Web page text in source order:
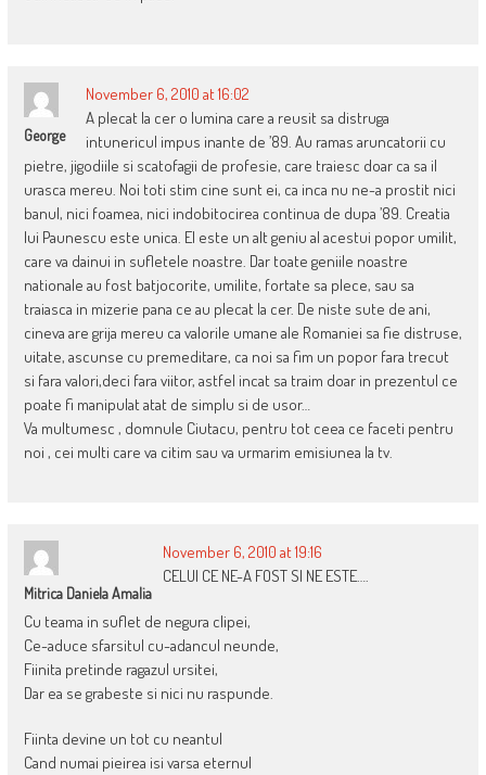
George
November 6, 2010 at 16:02
A plecat la cer o lumina care a reusit sa distruga
intunericul impus inante de ’89. Au ramas aruncatorii cu
pietre, jigodiile si scatofagii de profesie, care traiesc doar ca sa il
urasca mereu. Noi toti stim cine sunt ei, ca inca nu ne-a prostit nici
banul, nici foamea, nici indobitocirea continua de dupa ’89. Creatia
lui Paunescu este unica. El este un alt geniu al acestui popor umilit,
care va dainui in sufletele noastre. Dar toate geniile noastre
nationale au fost batjocorite, umilite, fortate sa plece, sau sa
traiasca in mizerie pana ce au plecat la cer. De niste sute de ani,
cineva are grija mereu ca valorile umane ale Romaniei sa fie distruse,
uitate, ascunse cu premeditare, ca noi sa fim un popor fara trecut
si fara valori,deci fara viitor, astfel incat sa traim doar in prezentul ce
poate fi manipulat atat de simplu si de usor…
Va multumesc , domnule Ciutacu, pentru tot ceea ce faceti pentru
noi , cei multi care va citim sau va urmarim emisiunea la tv.
Mitrica Daniela Amalia
November 6, 2010 at 19:16
CELUI CE NE-A FOST SI NE ESTE….
Cu teama in suflet de negura clipei,
Ce-aduce sfarsitul cu-adancul neunde,
Fiinita pretinde ragazul ursitei,
Dar ea se grabeste si nici nu raspunde.
Fiinta devine un tot cu neantul
Cand numai pieirea isi varsa eternul